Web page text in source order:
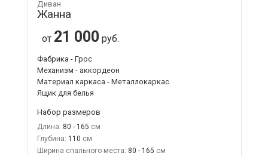
Диван
Жанна
от 21 000 руб.
Фабрика - Грос
Механизм - аккордеон
Материал каркаса - Металлокаркас
Ящик для белья
Набор размеров
Длина: 80 - 165
Глубина: 110
Ширина спального места: 80 - 165